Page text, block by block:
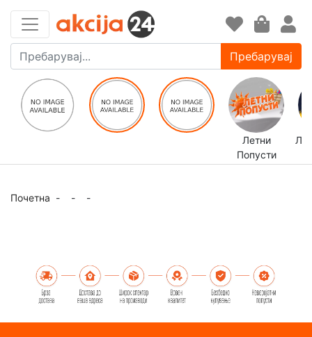
Пребарувај
Летни
Попусти
Почетна - - -